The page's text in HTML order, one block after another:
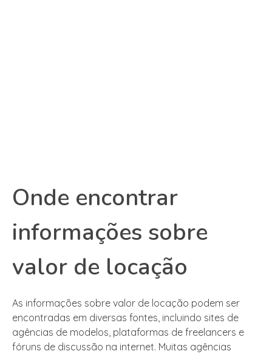
Onde encontrar
informações sobre
valor de locação
As informações sobre valor de locação podem ser
encontradas em diversas fontes, incluindo sites de
agências de modelos, plataformas de freelancers e
fóruns de discussão na internet. Muitas agências